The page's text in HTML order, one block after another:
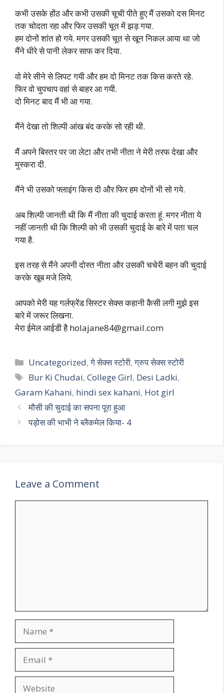
कभी उसके होंठ और कभी उसकी चूची पीते हुए मैं उसको दस मिनट
तक चोदता रहा और फिर उसकी चूत में झड़ गया.
हम दोनों शांत हो गये. मगर उसकी चूत से खून निकल आया था जो
मैंने धीरे से पानी लेकर साफ कर दिया.
वो मेरे सीने से लिपट गयी और हम दो मिनट तक किस करते रहे.
फिर वो चुपचाप वहां से बाहर आ गयी.
दो मिनट बाद मैं भी आ गया.
मैंने देखा तो शिल्पी आंख बंद करके सो रही थी.
मैं अपने बिस्तर पर जा लेटा और तभी नीता ने मेरी तरफ देखा और
मुस्करा दी.
मैंने भी उसको फ्लाइंग किस दी और फिर हम दोनों भी सो गये.
अब शिल्पी जानती थी कि मैं नीता की चुदाई करता हूं. मगर नीता ये
नहीं जानती थी कि शिल्पी को भी उसकी चुदाई के बारे में पता चल
गया है.
इस तरह से मैंने अपनी दोस्त नीता और उसकी चचेरी बहन की चुदाई
करके खूब मजे लिये.
आपको मेरी यह गर्लफ्रेंड सिस्टर सेक्स कहानी कैसी लगी मुझे इस
बारे में जरूर लिखना.
मेरा ईमेल आईडी हैholajane84@gmail.com
Categories
Uncategorized,गे सेक्स स्टोरी,ग्रुप सेक्स स्टोरी
Tags
Bur Ki Chudai,College Girl, Desi Ladki,
Garam Kahani, hindi sex kahani, Hot girl
मौसी की चुदाई का सपना पूरा हुआ
पड़ोस की भाभी ने ब्लैकमेल किया- 4
Leave a Comment